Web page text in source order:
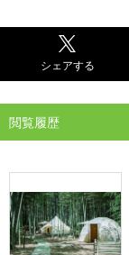
シェアする
閲覧履歴